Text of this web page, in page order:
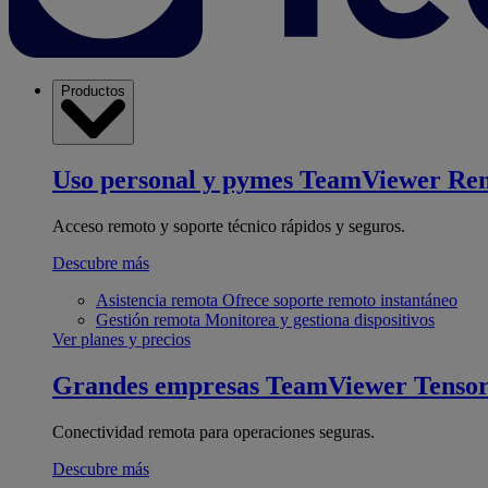
Productos
Uso personal y pymes TeamViewer
Acceso remoto y soporte técnico rápidos y seguros.
Descubre más
Asistencia remota Ofrece soporte remoto instantáneo
Gestión remota Monitorea y gestiona dispositivos
Ver planes y precios
Grandes empresas TeamViewer Tensor
Conectividad remota para operaciones seguras.
Descubre más